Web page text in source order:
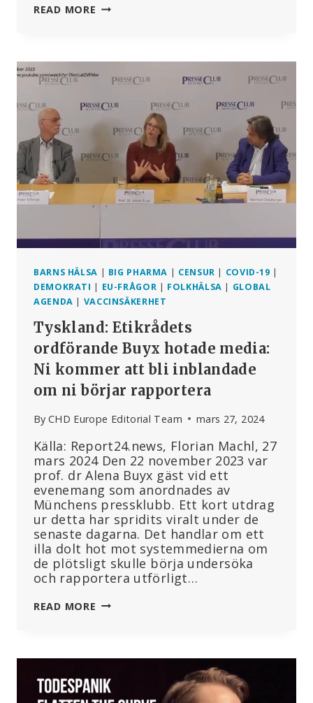
READ MORE NÜRNBERGKONVENTIONEN
LEDA
ATT
ALLA
VÄNDER
WHO
RYGGEN!”
BARNS HÄLSA | BIG PHARMA | CENSUR | COVID-19 |
DEMOKRATI | EU-FRÅGOR | FOLKHÄLSA | GLOBAL
AGENDA | VACCINSÄKERHET
Tyskland: Etikrådets
ordförande Buyx hotade media:
Ni kommer att bli inblandade
om ni börjar rapportera
By CHD Europe Editorial Team mars 27, 2024
Källa: Report24.news, Florian Machl, 27
mars 2024 Den 22 november 2023 var
prof. dr Alena Buyx gäst vid ett
evenemang som anordnades av
Münchens pressklubb. Ett kort utdrag
ur detta har spridits viralt under de
senaste dagarna. Det handlar om ett
illa dolt hot mot systemmedierna om
de plötsligt skulle börja undersöka
och rapportera utförligt…
READ MORE TYSKLAND:
MEDIA:
NI